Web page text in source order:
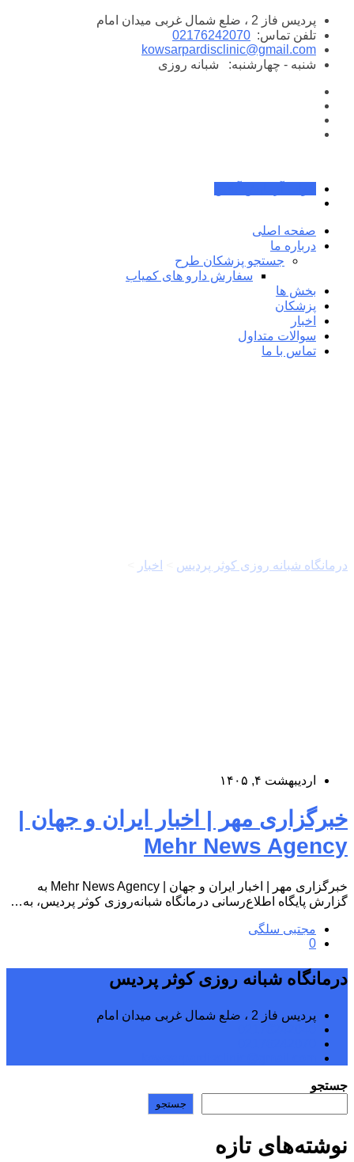
پرش
محتوا
پردیس فاز 2 ، ضلع شمال غربی میدان امام
تلفن تماس: 02176242070
kowsarpardisclinic@gmail.com
شنبه - چهارشنبه:
شبانه روزی
صفحه اصلی
درباره ما
جستجو پزشکان طرح
سفارش دارو های کمیاب
بخش ها
پزشکان
اخبار
سوالات متداول
تماس با ما
درمانگاه شبانه روزی کوثر پردیس اخبار
اردیبهشت ۴, ۱۴۰۵
خبرگزاری مهر | اخبار ایران و جهان |
Mehr News Agency
خبرگزاری مهر | اخبار ایران و جهان | Mehr News Agency به
گزارش پایگاه اطلاع‌رسانی درمانگاه شبانه‌روزی کوثر پردیس، به…
مجتبی سلگی
0
درمانگاه شبانه روزی کوثر پردیس
پردیس فاز 2 ، ضلع شمال غربی میدان امام
جستجو
جستجو
نوشته‌های تازه